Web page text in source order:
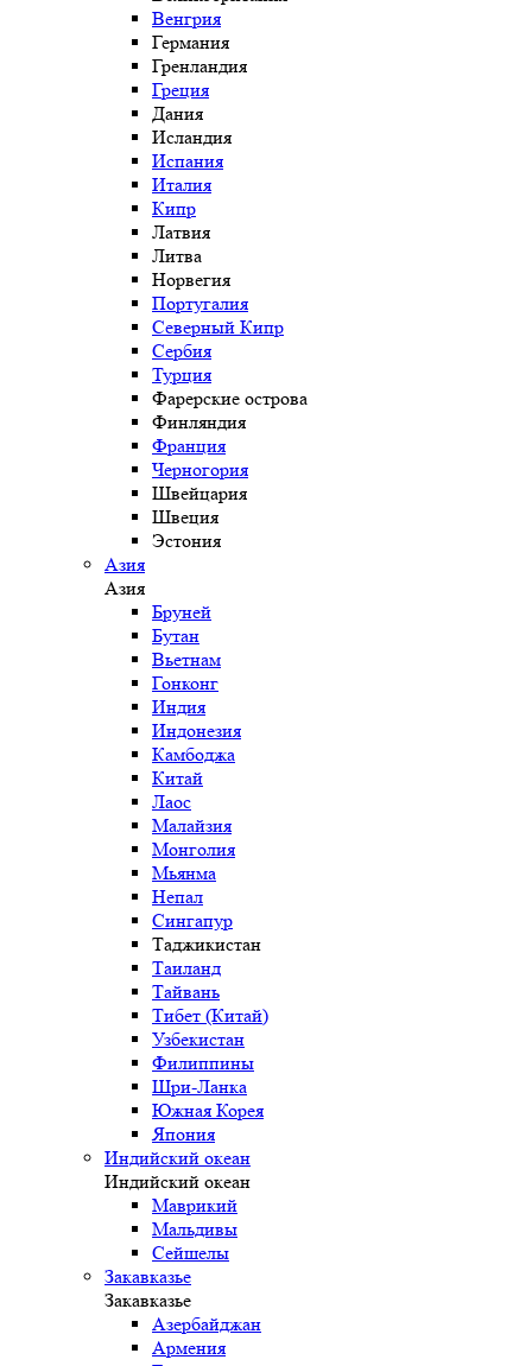
Венгрия
Германия
Гренландия
Греция
Дания
Исландия
Испания
Италия
Кипр
Латвия
Литва
Норвегия
Португалия
Северный Кипр
Сербия
Турция
Фарерские острова
Финляндия
Франция
Черногория
Швейцария
Швеция
Эстония
Азия
Азия
Бруней
Бутан
Вьетнам
Гонконг
Индия
Индонезия
Камбоджа
Китай
Лаос
Малайзия
Монголия
Мьянма
Непал
Сингапур
Таджикистан
Таиланд
Тайвань
Тибет (Китай)
Узбекистан
Филиппины
Шри-Ланка
Южная Корея
Япония
Индийский океан
Индийский океан
Маврикий
Мальдивы
Сейшелы
Закавказье
Закавказье
Азербайджан
Армения